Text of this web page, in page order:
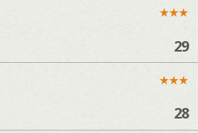
★★★
29
★★★
28